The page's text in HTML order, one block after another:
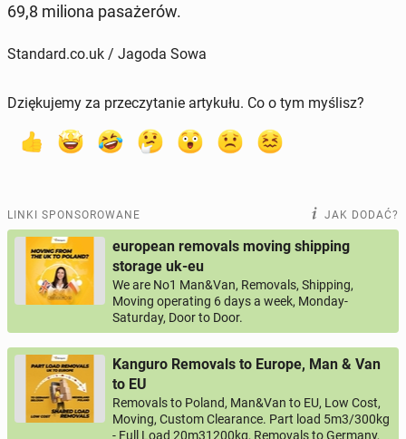
69,8 miliona pa­sa­że­rów.
Standard.co.uk / Jagoda Sowa
Dziękujemy za przeczytanie artykułu. Co o tym myślisz?
LINKI SPONSOROWANE JAK DODAĆ?
european removals moving shipping
storage uk-eu
We are No1 Man&Van, Removals, Shipping,
Moving operating 6 days a week, Monday-
Saturday, Door to Door.
Kanguro Removals to Europe, Man & Van
to EU
Removals to Poland, Man&Van to EU, Low Cost,
Moving, Custom Clearance. Part load 5m3/300kg
- Full Load 20m31200kg, Removals to Germany,